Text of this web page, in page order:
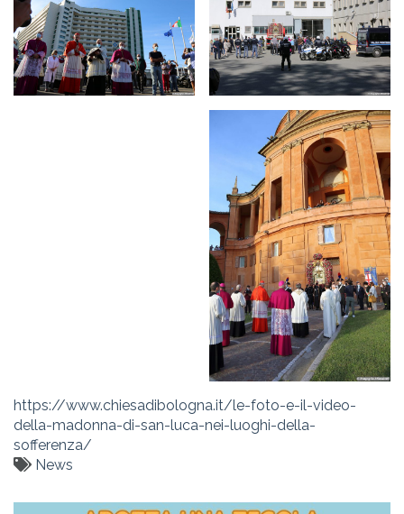
https://www.chiesadibologna.it/le-foto-e-il-video-
della-madonna-di-san-luca-nei-luoghi-della-
sofferenza/
News